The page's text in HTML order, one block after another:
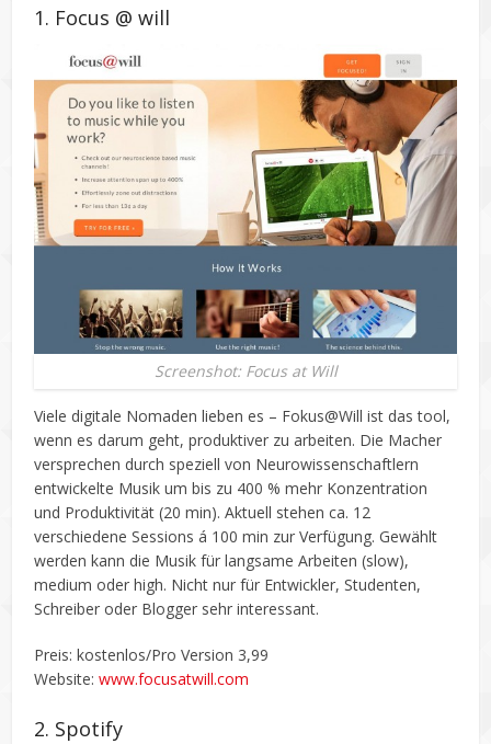
1. Focus @ will
Screenshot: Focus at Will
Viele digitale Nomaden lieben es – Fokus@Will ist das tool,
wenn es darum geht, produktiver zu arbeiten. Die Macher
versprechen durch speziell von Neurowissenschaftlern
entwickelte Musik um bis zu 400 % mehr Konzentration
und Produktivität (20 min). Aktuell stehen ca. 12
verschiedene Sessions á 100 min zur Verfügung. Gewählt
werden kann die Musik für langsame Arbeiten (slow),
medium oder high. Nicht nur für Entwickler, Studenten,
Schreiber oder Blogger sehr interessant.
Preis: kostenlos/Pro Version 3,99
Website:www.focusatwill.com
2. Spotify